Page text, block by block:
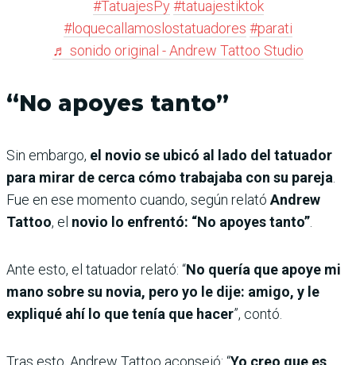
#TatuajesPy #tatuajestiktok
#loquecallamoslostatuadores #parati
♬ sonido original - Andrew Tattoo Studio
“No apoyes tanto”
Sin embargo, el novio se ubicó al lado del tatuador
para mirar de cerca cómo trabajaba con su pareja.
Fue en ese momento cuando, según relató Andrew
Tattoo, el novio lo enfrentó: “No apoyes tanto”.
Ante esto, el tatuador relató: “No quería que apoye mi
mano sobre su novia, pero yo le dije: amigo, y le
expliqué ahí lo que tenía que hacer”, contó.
Tras esto, Andrew Tattoo aconsejó: “Yo creo que es